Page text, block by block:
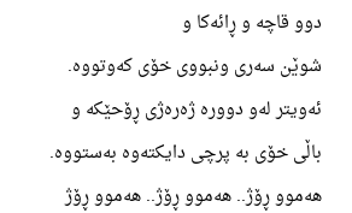
دوو قاچە و ڕائەکا و
شوێن سەری ونبووی خۆی کەوتووە.
ئەویتر لەو دوورە ژەرەژی ڕۆحێکە و
باڵی خۆی بە پرچی دایکتەوە بەستووە.
هەموو ڕۆژ.. هەموو ڕۆژ.. هەموو ڕۆژ